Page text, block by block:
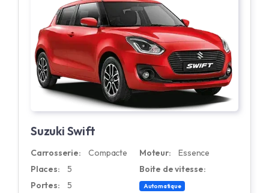
Suzuki Swift
Carrosserie:
Compacte
Places:
5
Portes:
5
Moteur:
Essence
Boite de vitesse:
Automatique